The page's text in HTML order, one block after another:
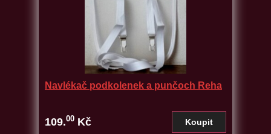
Navlékač podkolenek a punčoch Reha
109.00 Kč